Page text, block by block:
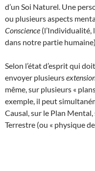
d’un Soi Naturel. Une
ou plusieurs aspects
Conscience (l’Individualité,
dans notre partie
Selon l’état d’esprit qui
envoyer plusieurs
même, sur plusieurs «
exemple, il peut
Causal, sur le Plan
Terrestre (ou « physique